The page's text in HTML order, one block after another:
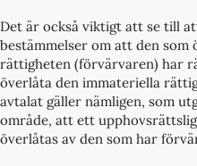
Det är också viktigt att se till
bestämmelser om att den
rättigheten (förvärvaren) har
överlåta den immateriella
avtalat gäller nämligen, som
område, att ett
överlåtas av den som har